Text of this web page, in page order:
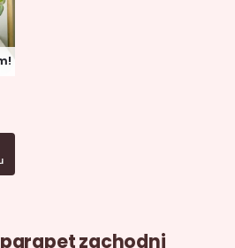
parapet zachodni